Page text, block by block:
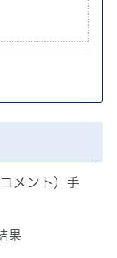
メント）手
果